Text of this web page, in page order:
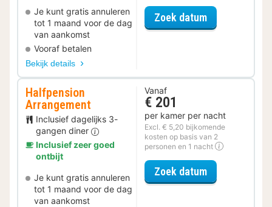
Je kunt gratis annuleren
tot 1 maand voor de dag
van aankomst
Vooraf betalen
Bekijk details
Zoek datumvoor Relax
Halfpension
Arrangement
Inclusief dagelijks 3-
gangen diner
Inclusief zeer goed
ontbijt
Je kunt gratis annuleren
tot 1 maand voor de dag
van aankomst
Vanaf
€ 201
per kamer per nacht
Excl. € 5,20 bijkomende
kosten op basis van 2
personen en 1 nacht
Zoek datumvoor